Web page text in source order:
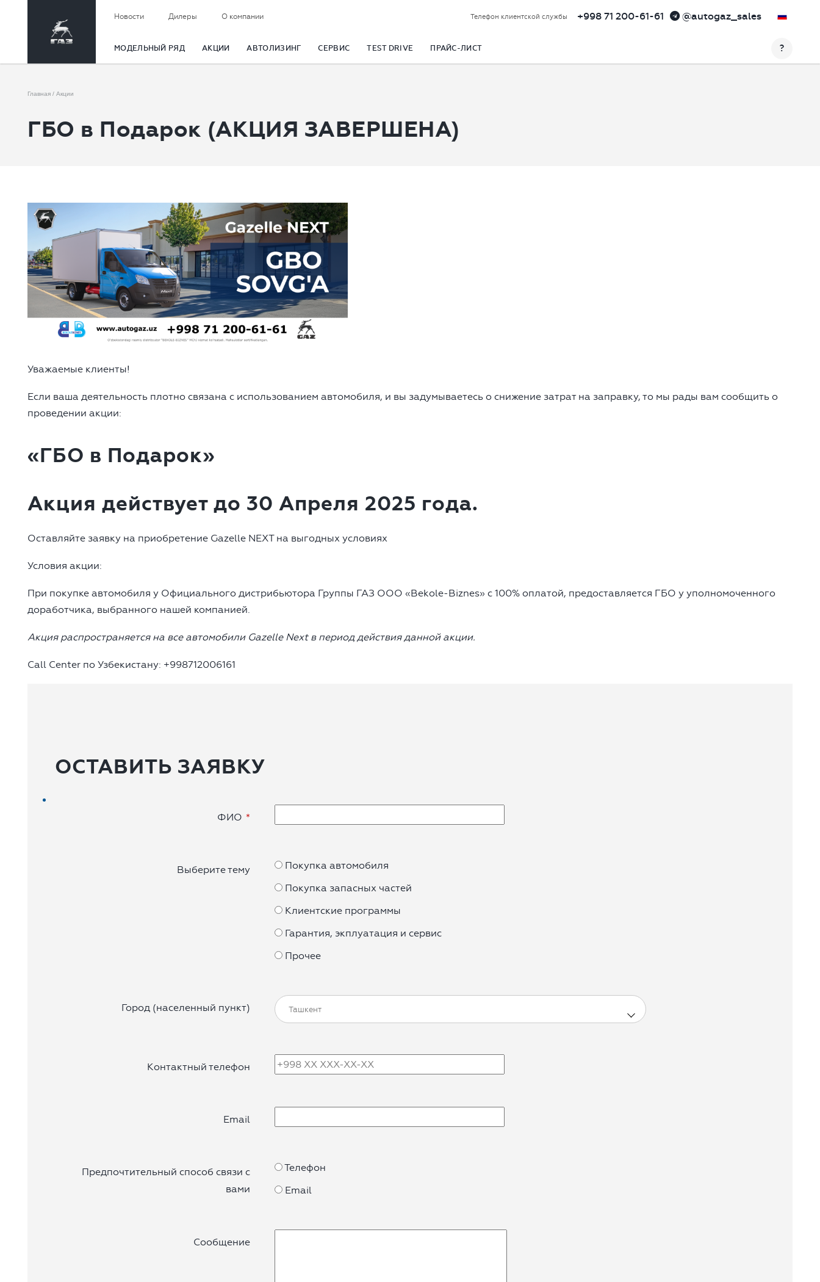
Новости Дилеры О компании Телефон клиентской службы +998 71 200-61-61 @autogaz_sales
МОДЕЛЬНЫЙ РЯД АКЦИИ АВТОЛИЗИНГ СЕРВИС TEST DRIVE ПРАЙС-ЛИСТ ?
Главная Акции
ГБО в Подарок (АКЦИЯ ЗАВЕРШЕНА)
Уважаемые клиенты!
Если ваша деятельность плотно связана с использованием автомобиля, и вы задумываетесь о снижение затрат на заправку, то мы рады вам сообщить о
проведении акции:
«ГБО в Подарок»
Акция действует до 30 Апреля 2025 года.
Оставляйте заявку на приобретение Gazelle NEXT на выгодных условиях
Условия акции:
При покупке автомобиля у Официального дистрибьютора Группы ГАЗ OOO «Bekole-Biznes» с 100% оплатой, предоставляется ГБО у уполномоченного
доработчика, выбранного нашей компанией.
Акция распространяется на все автомобили Gazelle Nextв период действия данной акции.
Call Center по Узбекистану: +998712006161
ОСТАВИТЬ ЗАЯВКУ
ФИО
Выберите тему
Покупка автомобиля
Покупка запасных частей
Клиентские программы
Гарантия, экплуатация и сервис
Прочее
Город (населенный пункт)
Контактный телефон
Email
Предпочтительный способ связи с
вами
Телефон
Email
Сообщение